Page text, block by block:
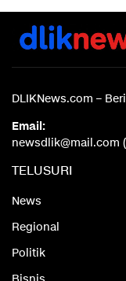
DLIKNews.com –
Email:
newsdlik@mail.com
TELUSURI
News
Regional
Politik